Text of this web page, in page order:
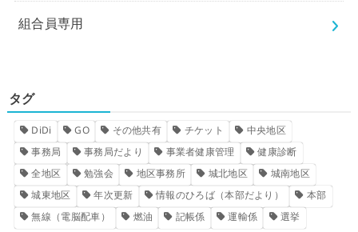
組合員専用
タグ
DiDi GO その他共有 チケット
中央地区
事務局
事務局だより 事業者健康管理
健康診断
全地区
勉強会 地区事務所 城北地区
城南地区
城東地区
年次更新 情報のひろば（本部だより）
本部
無線（電脳配車）
燃油 記帳係 運輸係 選挙